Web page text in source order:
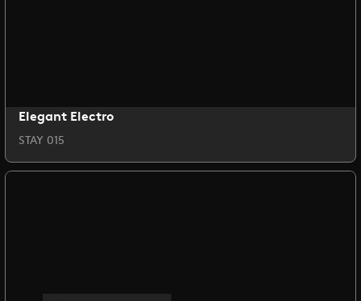
Elegant Electro
STAY 015